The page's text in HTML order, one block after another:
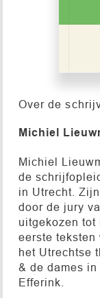
Over de
Michiel
Michiel
de
in Utrecht.
door de jury
uitgekozen tot
eerste teksten
het Utrechtse
& de dames
Efferink.